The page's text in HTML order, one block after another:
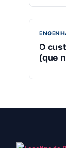
O
(que